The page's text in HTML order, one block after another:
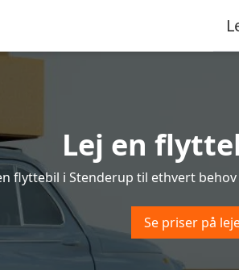
Lej en
flyttebil i Stenderup til ethvert
Se priser på